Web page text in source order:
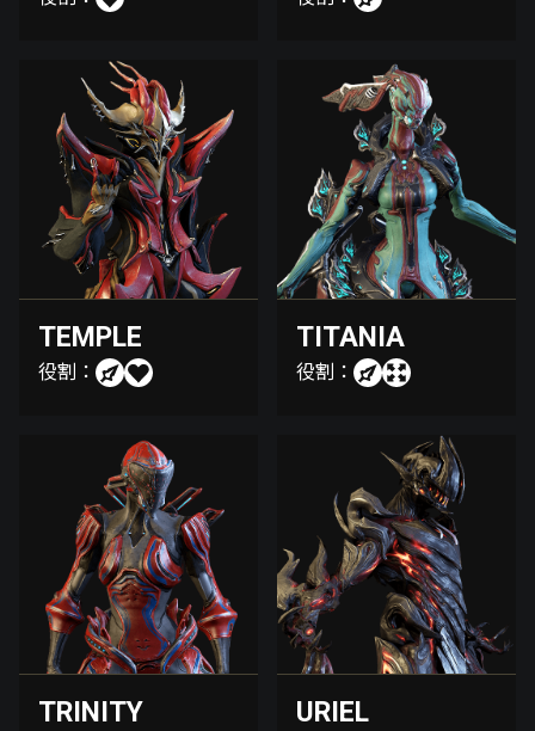
TEMPLE
役割：
TITANIA
役割：
TRINITY URIEL